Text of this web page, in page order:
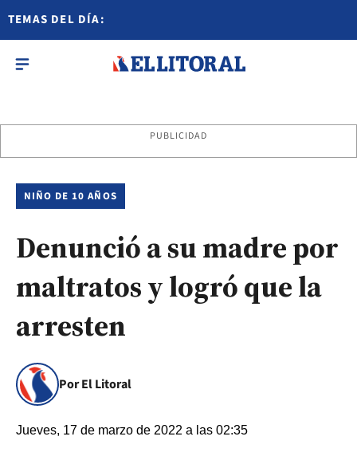
TEMAS DEL DÍA:
PUBLICIDAD
NIÑO DE 10 AÑOS
Denunció a su madre por
maltratos y logró que la
arresten
Por El Litoral
Jueves, 17 de marzo de 2022 a las 02:35